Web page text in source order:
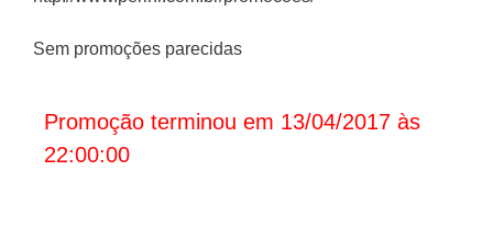
Sem promoções parecidas
Promoção terminou em 13/04/2017 às
22:00:00